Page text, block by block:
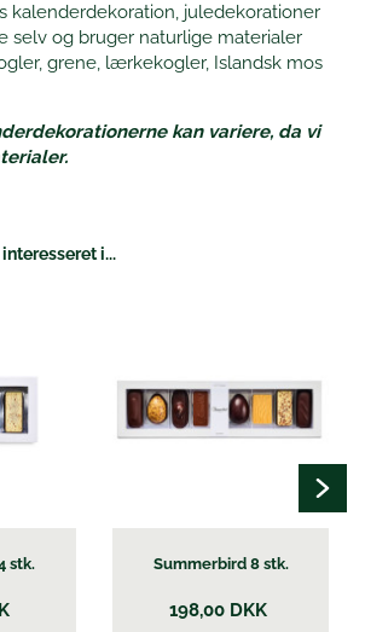
kalenderdekoration, juledekorationer
selv og bruger naturlige materialer
grene, lærkekogler, Islandsk mos
kan variere, da vi
i...
stk. Summerbird 8 stk.
198,00 DKK